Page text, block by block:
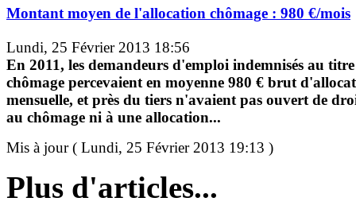
Montant moyen de l'allocation chômage : 980 €/mois
Lundi, 25 Février 2013 18:56
En 2011, les demandeurs d'emploi indemnisés au
chômage percevaient en moyenne 980 € brut
mensuelle, et près du tiers n'avaient pas ouvert de
au chômage ni à une allocation...
Mis à jour ( Lundi, 25 Février 2013 19:13 )
Plus d'articles...